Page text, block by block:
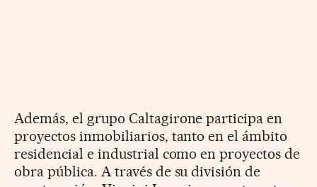
Además, el grupo Caltagirone participa en
proyectos inmobiliarios, tanto en el ámbito
residencial e industrial como en proyectos de
obra pública. A través de su división de